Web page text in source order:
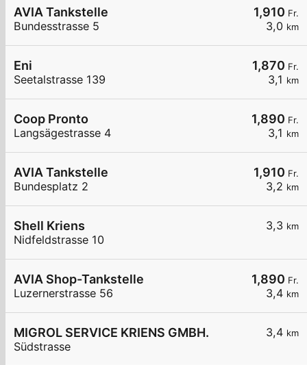
1,910 Fr.
3,0 km
AVIA Tankstelle
Bundesstrasse 5
1,870 Fr.
3,1 km
Eni
Seetalstrasse 139
1,890 Fr.
3,1 km
Coop Pronto
Langsägestrasse 4
1,910 Fr.
3,2 km
AVIA Tankstelle
Bundesplatz 2
3,3 km
Shell Kriens
Nidfeldstrasse 10
1,890 Fr.
3,4 km
AVIA Shop-Tankstelle
Luzernerstrasse 56
3,4 km
MIGROL SERVICE KRIENS GMBH.
Südstrasse